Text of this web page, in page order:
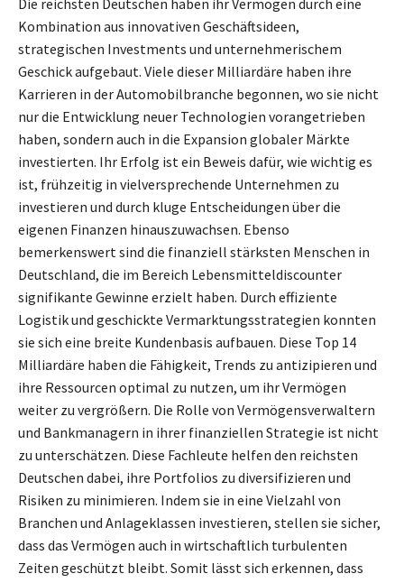
Die reichsten Deutschen haben ihr Vermögen durch eine
Kombination aus innovativen Geschäftsideen,
strategischen Investments und unternehmerischem
Geschick aufgebaut. Viele dieser Milliardäre haben ihre
Karrieren in der Automobilbranche begonnen, wo sie nicht
nur die Entwicklung neuer Technologien vorangetrieben
haben, sondern auch in die Expansion globaler Märkte
investierten. Ihr Erfolg ist ein Beweis dafür, wie wichtig es
ist, frühzeitig in vielversprechende Unternehmen zu
investieren und durch kluge Entscheidungen über die
eigenen Finanzen hinauszuwachsen. Ebenso
bemerkenswert sind die finanziell stärksten Menschen in
Deutschland, die im Bereich Lebensmitteldiscounter
signifikante Gewinne erzielt haben. Durch effiziente
Logistik und geschickte Vermarktungsstrategien konnten
sie sich eine breite Kundenbasis aufbauen. Diese Top 14
Milliardäre haben die Fähigkeit, Trends zu antizipieren und
ihre Ressourcen optimal zu nutzen, um ihr Vermögen
weiter zu vergrößern. Die Rolle von Vermögensverwaltern
und Bankmanagern in ihrer finanziellen Strategie ist nicht
zu unterschätzen. Diese Fachleute helfen den reichsten
Deutschen dabei, ihre Portfolios zu diversifizieren und
Risiken zu minimieren. Indem sie in eine Vielzahl von
Branchen und Anlageklassen investieren, stellen sie sicher,
dass das Vermögen auch in wirtschaftlich turbulenten
Zeiten geschützt bleibt. Somit lässt sich erkennen, dass